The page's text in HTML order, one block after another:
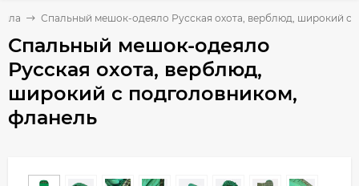
Спальный мешок-одеяло Русская охота, верблюд, широкий с
Спальный мешок-одеяло
Русская охота, верблюд,
широкий с подголовником,
фланель